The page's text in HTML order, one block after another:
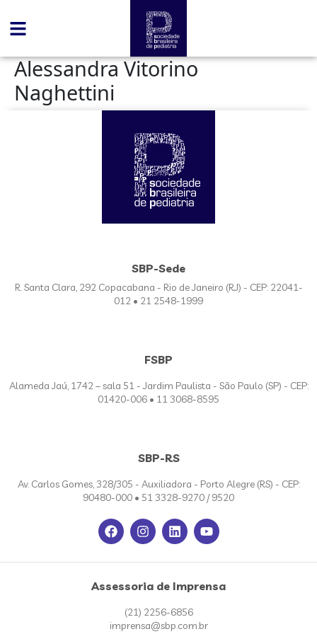
Alessandra Vitorino
Naghettini
SBP-Sede
R. Santa Clara, 292 Copacabana - Rio de Janeiro (RJ) - CEP: 22041-
012 • 21 2548-1999
FSBP
Alameda Jaú, 1742 – sala 51 - Jardim Paulista - São Paulo (SP) - CEP:
01420-006 • 11 3068-8595
SBP-RS
Av. Carlos Gomes, 328/305 - Auxiliadora - Porto Alegre (RS) - CEP:
90480-000 • 51 3328-9270 / 9520
Assessoria de Imprensa
(21) 2256-6856
imprensa@sbp.com.br